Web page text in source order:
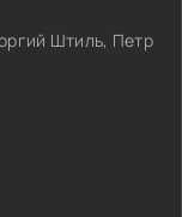
Штиль, Петр